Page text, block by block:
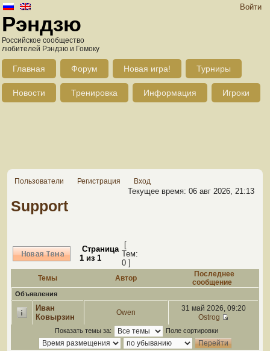
Войти
Рэндзю
Российское сообщество
любителей Рэндзю и Гомоку
Главная Форум Новая игра! Турниры
Новости Тренировка Информация Игроки
Пользователи Регистрация Вход
Текущее время: 06 авг 2026, 21:13
Support
Страница
1 из 1
[
Тем:
0 ]
Темы Автор
Последнее
сообщение
Объявления
Иван
Ковырзин
Owen
31 май 2026, 09:20
Ostrog
Показать темы за: Поле сортировки